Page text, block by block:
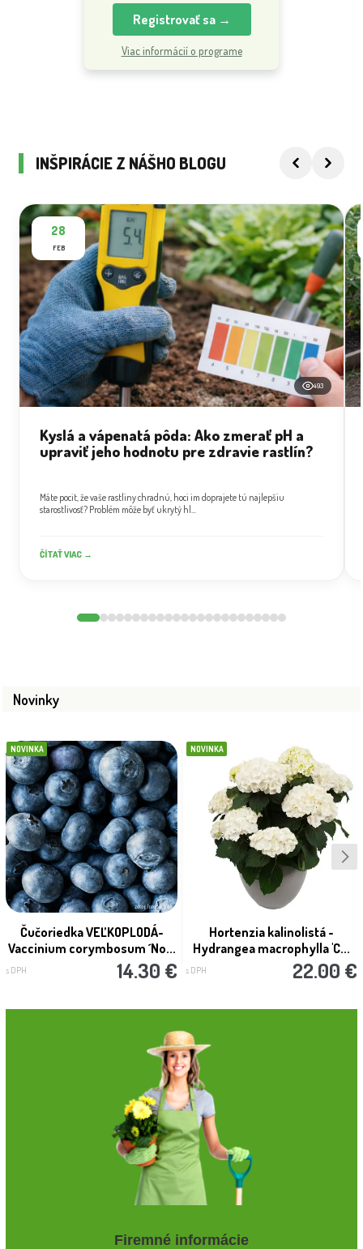
Registrovať sa →
Viac informácií o programe
INŠPIRÁCIE Z NÁŠHO BLOGU
28
FEB
493
Kyslá a vápenatá pôda: Ako zmerať pH a
upraviť jeho hodnotu pre zdravie rastlín?
Máte pocit, že vaše rastliny chradnú, hoci im doprajete tú najlepšiu
starostlivosť? Problém môže byť ukrytý hl...
ČÍTAŤ VIAC →
Novinky
NOVINKA
Čučoriedka VEĽKOPLODÁ-
Vaccinium corymbosum ´No...
s DPH 14.30 €
NOVINKA
Hortenzia kalinolistá -
Hydrangea macrophylla 'C...
s DPH 22.00 €
Firemné informácie